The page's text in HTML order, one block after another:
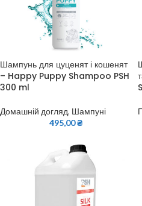
Шампунь для цуценят і кошенят
– Happy Puppy Shampoo PSH
300 ml
Домашній догляд, Шампуні
495,00₴